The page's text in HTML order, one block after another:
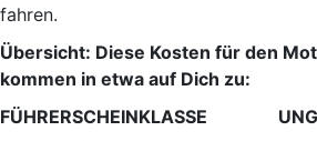
fahren.
Übersicht: Diese Kosten für den
kommen in etwa auf Dich zu:
FÜHRERSCHEINKLASSE